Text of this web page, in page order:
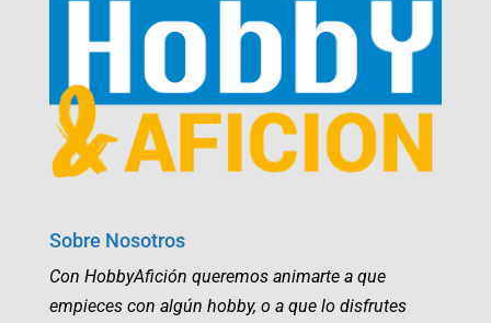
Sobre Nosotros
Con HobbyAfición queremos animarte a que
empieces con algún hobby, o a que lo disfrutes